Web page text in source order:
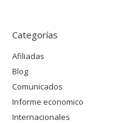
Categorías
Afiliadas
Blog
Comunicados
Informe economico
Internacionales